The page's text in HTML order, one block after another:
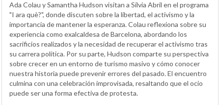
Ada Colau y Samantha Hudson visitan a Sílvia Abril en el programa
"I ara què?", donde discuten sobre la libertad, el activismo y la
importancia de mantener la esperanza. Colau reflexiona sobre su
experiencia como exalcaldesa de Barcelona, abordando los
sacrificios realizados y la necesidad de recuperar el activismo tras
su carrera política. Por su parte, Hudson comparte su perspectiva
sobre crecer en un entorno de turismo masivo y cómo conocer
nuestra historia puede prevenir errores del pasado. El encuentro
culmina con una celebración improvisada, resaltando que el ocio
puede ser una forma efectiva de protesta.